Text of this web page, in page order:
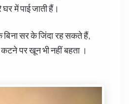
में पाई जाती हैं।
सर के जिंदा रह सकते हैं,
पर खून भी नहीं बहता ।